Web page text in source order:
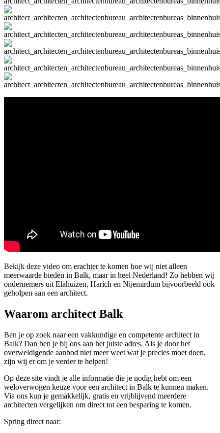
Bekijk deze video om erachter te komen hoe wij niet alleen
meerwaarde bieden in Balk, maar in heel Nederland! Zo hebben wij
ondernemers uit Elahuizen, Harich en Nijemirdum bijvoorbeeld ook
geholpen aan een architect.
Waarom architect Balk
Ben je op zoek naar een vakkundige en competente architect in
Balk? Dan ben je bij ons aan het juiste adres. Als je door het
overweldigende aanbod niet meer weet wat je precies moet doen,
zijn wij er om je verder te helpen!
Op deze site vindt je alle informatie die je nodig hebt om een
weloverwogen keuze voor een architect in Balk te kunnen maken.
Via ons kun je gemakkelijk, gratis en vrijblijvend meerdere
architecten vergelijken om direct tot een besparing te komen.
Spring direct naar: